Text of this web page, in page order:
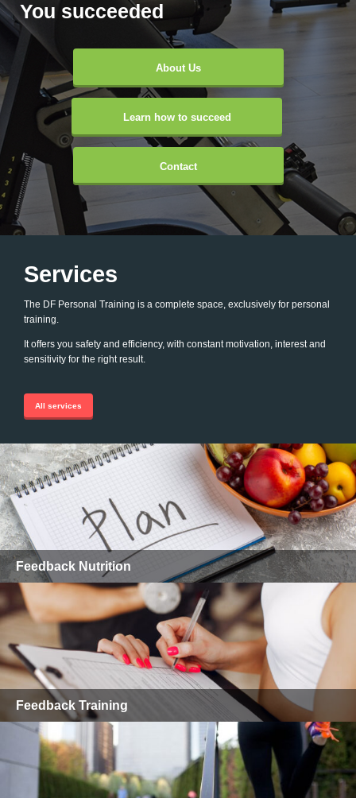
You succeeded
About Us
Learn how to succeed
Contact
Services
The DF Personal Training is a complete space, exclusively for personal
training.
It offers you safety and efficiency, with constant motivation, interest and
sensitivity for the right result.
All services
Feedback Nutrition
Feedback Training